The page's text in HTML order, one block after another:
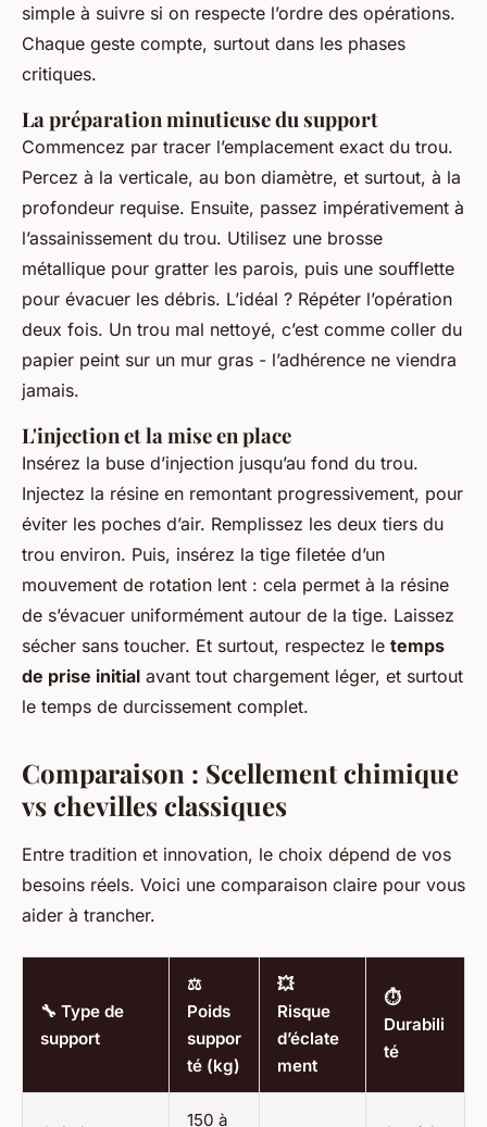
simple à suivre si on respecte l’ordre des opérations.
Chaque geste compte, surtout dans les phases
critiques.
La préparation minutieuse du support
Commencez par tracer l’emplacement exact du trou.
Percez à la verticale, au bon diamètre, et surtout, à la
profondeur requise. Ensuite, passez impérativement à
l’assainissement du trou. Utilisez une brosse
métallique pour gratter les parois, puis une soufflette
pour évacuer les débris. L’idéal ? Répéter l’opération
deux fois. Un trou mal nettoyé, c’est comme coller du
papier peint sur un mur gras - l’adhérence ne viendra
jamais.
L'injection et la mise en place
Insérez la buse d’injection jusqu’au fond du trou.
Injectez la résine en remontant progressivement, pour
éviter les poches d’air. Remplissez les deux tiers du
trou environ. Puis, insérez la tige filetée d’un
mouvement de rotation lent : cela permet à la résine
de s’évacuer uniformément autour de la tige. Laissez
sécher sans toucher. Et surtout, respectez le temps
de prise initial avant tout chargement léger, et surtout
le temps de durcissement complet.
Comparaison : Scellement chimique
vs chevilles classiques
Entre tradition et innovation, le choix dépend de vos
besoins réels. Voici une comparaison claire pour vous
aider à trancher.
🔧 Type de
support
⚖️
Poids
suppor
té (kg)
💥
Risque
d’éclate
ment
⏱️
Durabili
té
150 à